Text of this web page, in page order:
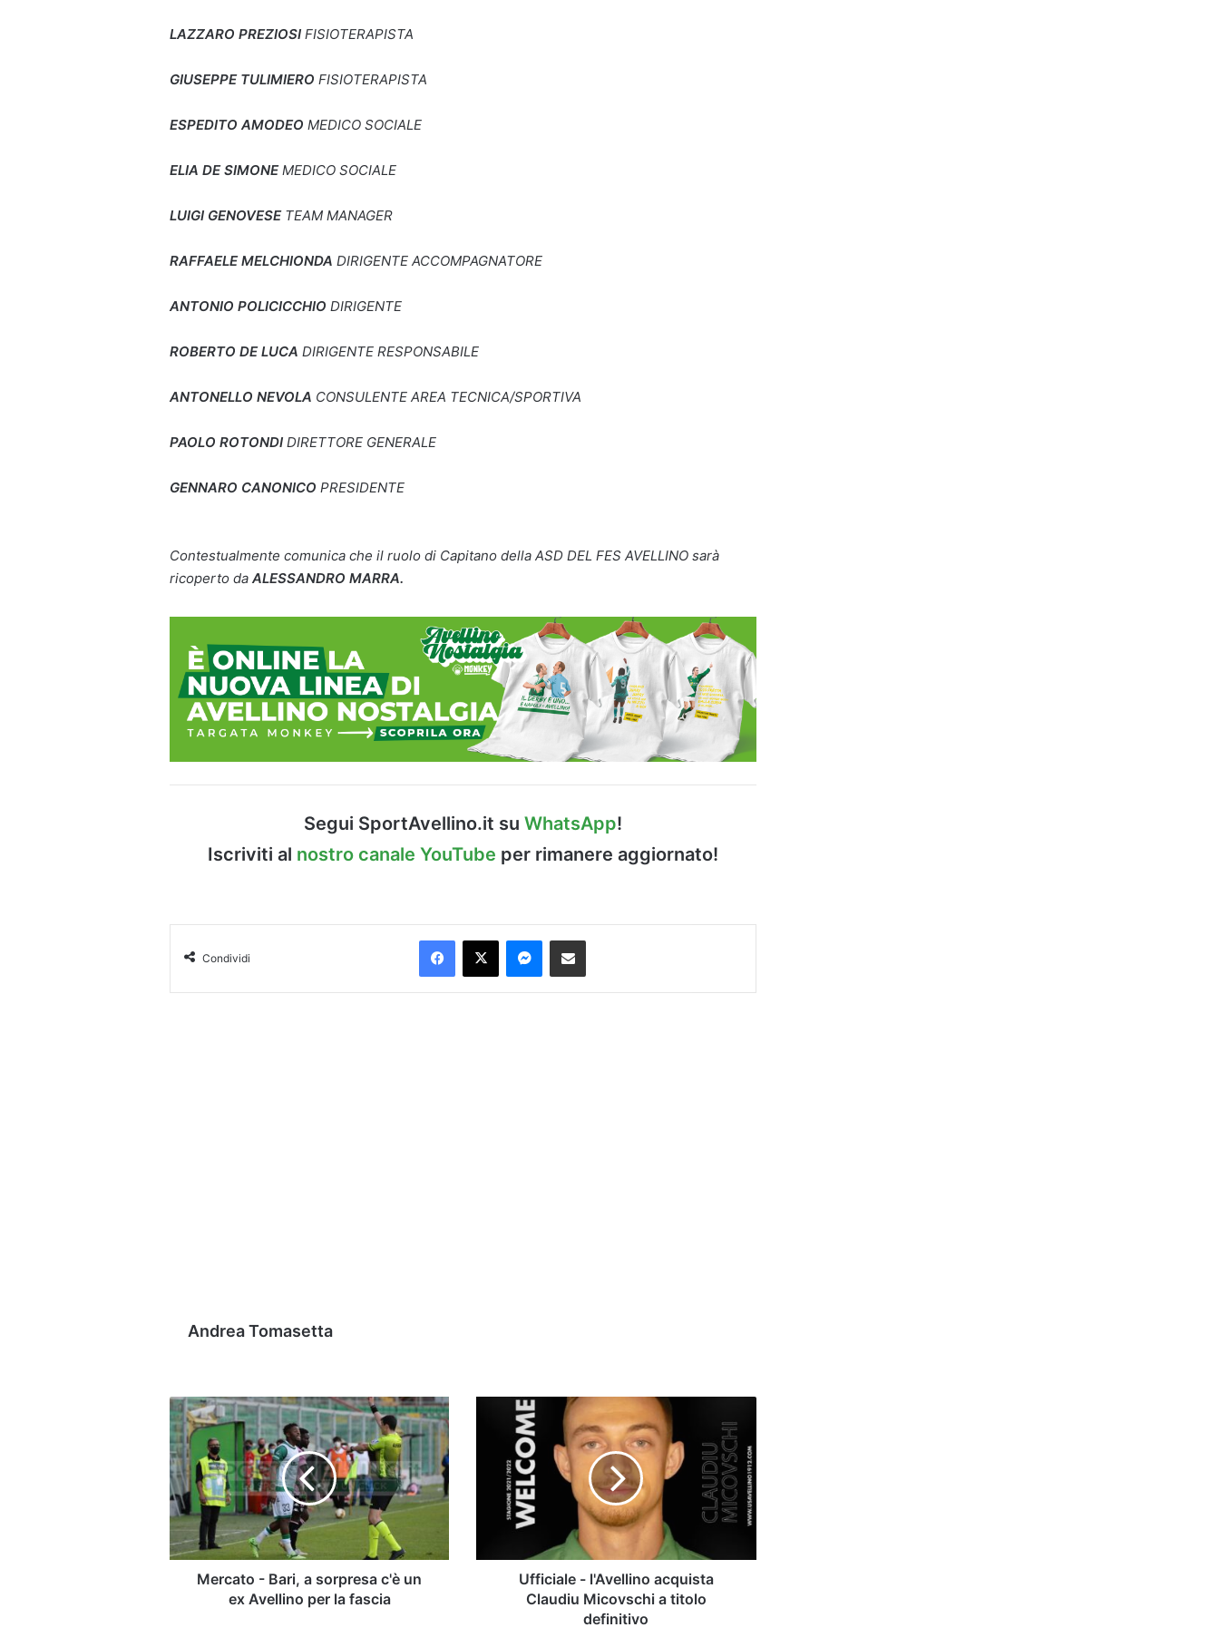
LAZZARO PREZIOSI FISIOTERAPISTA
GIUSEPPE TULIMIERO FISIOTERAPISTA
ESPEDITO AMODEO MEDICO SOCIALE
ELIA DE SIMONEMEDICO SOCIALE
LUIGI GENOVESETEAM MANAGER
RAFFAELE MELCHIONDA DIRIGENTE ACCOMPAGNATORE
ANTONIO POLICICCHIO DIRIGENTE
ROBERTO DE LUCA DIRIGENTE RESPONSABILE
ANTONELLO NEVOLA CONSULENTE AREA TECNICA/SPORTIVA
PAOLO ROTONDI DIRETTORE GENERALE
GENNARO CANONICO PRESIDENTE
Contestualmente comunica che il ruolo di Capitano della ASD DEL FES AVELLINO sarà
ricoperto da ALESSANDRO MARRA.
Segui SportAvellino.it su WhatsApp!
Iscriviti al nostro canale YouTube per rimanere aggiornato!
Condividi
Facebook
X Messenger
Condividi via Email
Andrea Tomasetta
Mercato
-
Bari,
a
sorpresa
c'è
un
Avellino
Mercato - Bari, a sorpresa c'è un
ex Avellino per la fascia
Ufficiale
l'Avellino
acquista
Claudiu
Micovschi
definitivo
Ufficiale - l'Avellino acquista
Claudiu Micovschi a titolo
definitivo